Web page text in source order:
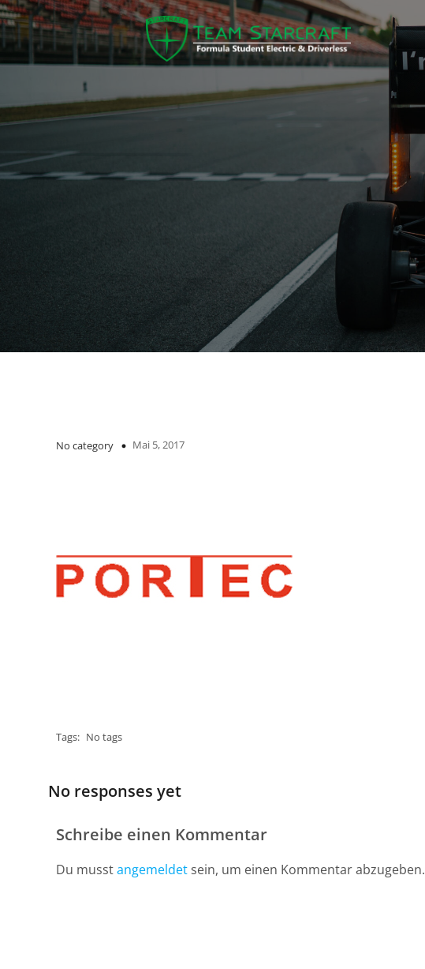
No category Mai 5, 2017
Tags: No tags
No responses yet
Schreibe einen Kommentar
Du musstangemeldet sein, um einen Kommentar abzugeben.